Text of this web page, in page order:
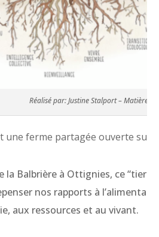
Justine Stalport – Matière en
une ferme partagée ouverte sur
la Balbrière à Ottignies, ce “tiers-
nos rapports à
aux ressources et au vivant.